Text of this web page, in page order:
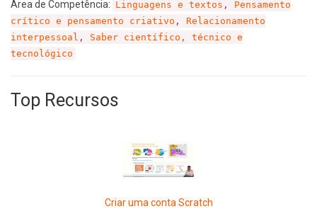
Área de Competência: Linguagens e textos , Pensamento
crítico e pensamento criativo , Relacionamento
interpessoal , Saber científico, técnico e
tecnológico
Top Recursos
Criar uma conta Scratch